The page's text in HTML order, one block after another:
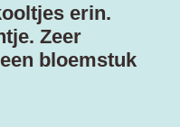
erin.
Zeer
bloemstuk